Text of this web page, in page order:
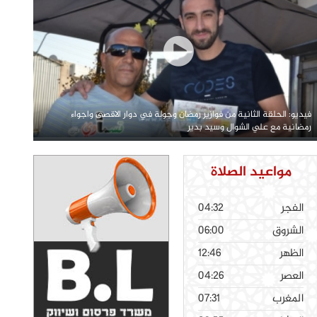
فيديو: الحلقة الثانية من فوازير رمضان وجولة في دوار الاقصى واجواء
رمضانية مع علي الشوال وسيد بدير
مواعيد الصلاة
الفجر
04:32
الشروق
06:00
الظهر
12:46
العصر
04:26
المغرب
07:31